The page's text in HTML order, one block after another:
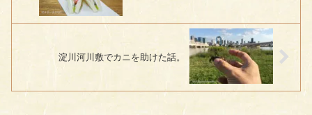
淀川河川敷でカニを助けた話。